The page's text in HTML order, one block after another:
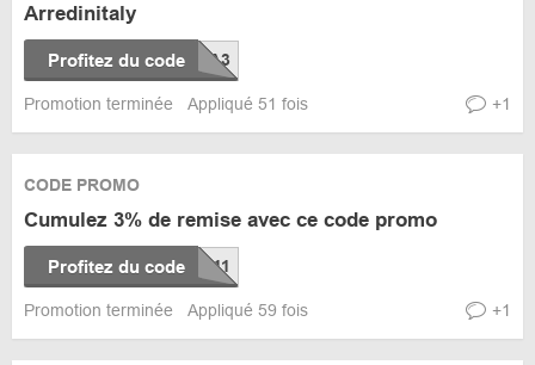
Arredinitaly
Profitez du code
Promotion terminée Appliqué 51 fois +1
CODE PROMO
Cumulez 3% de remise avec ce code promo
Profitez du code
Promotion terminée Appliqué 59 fois +1